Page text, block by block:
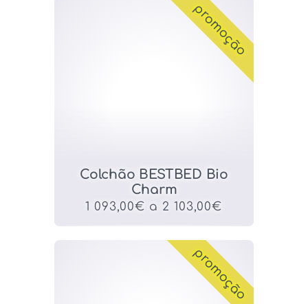
Colchão BESTBED Bio
Charm
1 093,00€ a 2 103,00€
promoção
promoção